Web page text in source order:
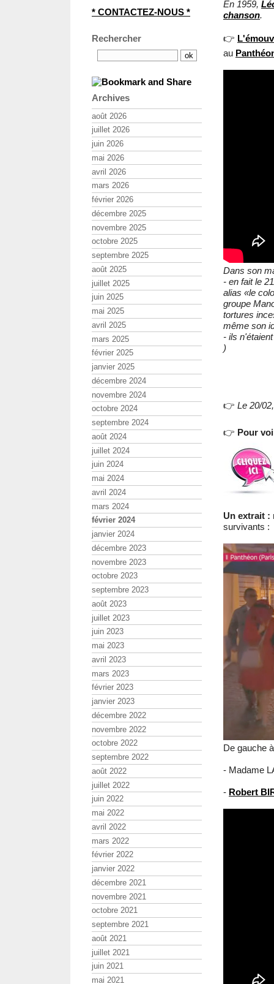
En 1959,
chanson.
👉
au
Dans son
- en fait le
alias «le
groupe
tortures
même son
- ils
)
👉 Le 20/
👉 Pour
Un extrait :
survivants :
De gauche
- Madame
- Robert
* CONTACTEZ-NOUS *
Rechercher
Archives
août 2026
juillet 2026
juin 2026
mai 2026
avril 2026
mars 2026
février 2026
décembre 2025
novembre 2025
octobre 2025
septembre 2025
août 2025
juillet 2025
juin 2025
mai 2025
avril 2025
mars 2025
février 2025
janvier 2025
décembre 2024
novembre 2024
octobre 2024
septembre 2024
août 2024
juillet 2024
juin 2024
mai 2024
avril 2024
mars 2024
février 2024
janvier 2024
décembre 2023
novembre 2023
octobre 2023
septembre 2023
août 2023
juillet 2023
juin 2023
mai 2023
avril 2023
mars 2023
février 2023
janvier 2023
décembre 2022
novembre 2022
octobre 2022
septembre 2022
août 2022
juillet 2022
juin 2022
mai 2022
avril 2022
mars 2022
février 2022
janvier 2022
décembre 2021
novembre 2021
octobre 2021
septembre 2021
août 2021
juillet 2021
juin 2021
mai 2021